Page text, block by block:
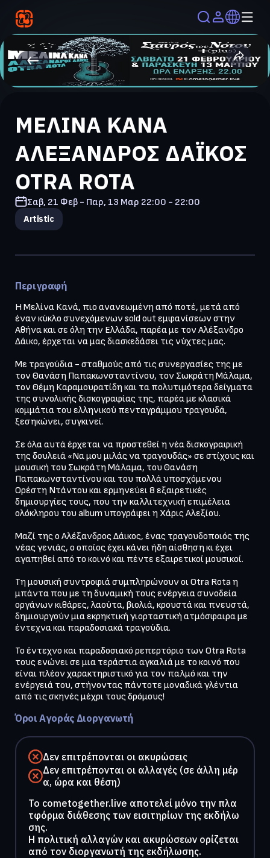
ΜΕΛΙΝΑ ΚΑΝΑ
ΑΛΕΞΑΝΔΡΟΣ ΔΑΪΚΟΣ
OTRA ROTA
Σαβ, 21 Φεβ - Παρ, 13 Μαρ 22:00 - 22:00
Artistic
Περιγραφή
Η Μελίνα Κανά, πιο ανανεωμένη από ποτέ, μετά από
έναν κύκλο συνεχόμενων sold out εμφανίσεων στην
Αθήνα και σε όλη την Ελλάδα, παρέα με τον Αλέξανδρο
Δάικο, έρχεται να μας διασκεδάσει τις νύχτες μας.
Με τραγούδια - σταθμούς από τις συνεργασίες της με
τον Θανάση Παπακωνσταντίνου, τον Σωκράτη Μάλαμα,
τον Θέμη Καραμουρατίδη και τα πολυτιμότερα δείγματα
της συνολικής δισκογραφίας της, παρέα με κλασικά
κομμάτια του ελληνικού πενταγράμμου τραγουδά,
ξεσηκώνει, συγκινεί.
Σε όλα αυτά έρχεται να προστεθεί η νέα δισκογραφική
της δουλειά «Να μου μιλάς να τραγουδάς» σε στίχους και
μουσική του Σωκράτη Μάλαμα, του Θανάση
Παπακωνσταντίνου και του πολλά υποσχόμενου
Ορέστη Ντάντου και ερμηνεύει 8 εξαιρετικές
δημιουργίες τους, που την καλλιτεχνική επιμέλεια
ολόκληρου του album υπογράφει η Χάρις Αλεξίου.
Μαζί της ο Αλέξανδρος Δάικος, ένας τραγουδοποιός της
νέας γενιάς, ο οποίος έχει κάνει ήδη αίσθηση κι έχει
αγαπηθεί από το κοινό και πέντε εξαιρετικοί μουσικοί.
Τη μουσική συντροφιά συμπληρώνουν οι Otra Rota η
μπάντα που με τη δυναμική τους ενέργεια συνοδεία
οργάνων κιθάρες, λαούτα, βιολιά, κρουστά και πνευστά,
δημιουργούν μια εκρηκτική γιορταστική ατμόσφαιρα με
έντεχνα και παραδοσιακά τραγούδια.
Το έντεχνο και παραδοσιακό ρεπερτόριο των Otra Rota
τους ενώνει σε μια τεράστια αγκαλιά με το κοινό που
είναι πλέον χαρακτηριστικό για τον παλμό και την
ενέργειά του, στήνοντας πάντοτε μοναδικά γλέντια
Όροι Αγοράς Διοργανωτή
Δεν επιτρέπονται οι ακυρώσεις
Δεν επιτρέπονται οι αλλαγές (σε άλλη μέρ
α, ώρα και θέση)
To cometogether.live αποτελεί μόνο την πλα
τφόρμα διάθεσης των εισιτηρίων της εκδήλω
σης.
Η πολιτική αλλαγών και ακυρώσεων ορίζεται
από τον διοργανωτή της εκδήλωσης.